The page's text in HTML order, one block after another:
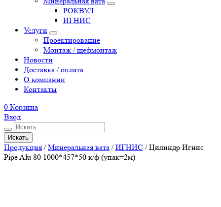
РОКВУЛ
ИГНИС
Услуги
Проектирование
Монтаж / шефмонтаж
Новости
Доставка / оплата
О компании
Контакты
0 Корзина
Вход
Искать
Продукция /Минеральная вата /ИГНИС /Цилиндр Игнис
Pipe Alu 80 1000*457*50 к/ф (упак=2м)